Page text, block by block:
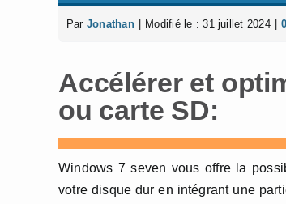
Par Jonathan Modifié le : 31 juillet 2024
Accélérer et
ou carte SD:
Windows 7 seven vous offre la
votre disque dur en intégrant une